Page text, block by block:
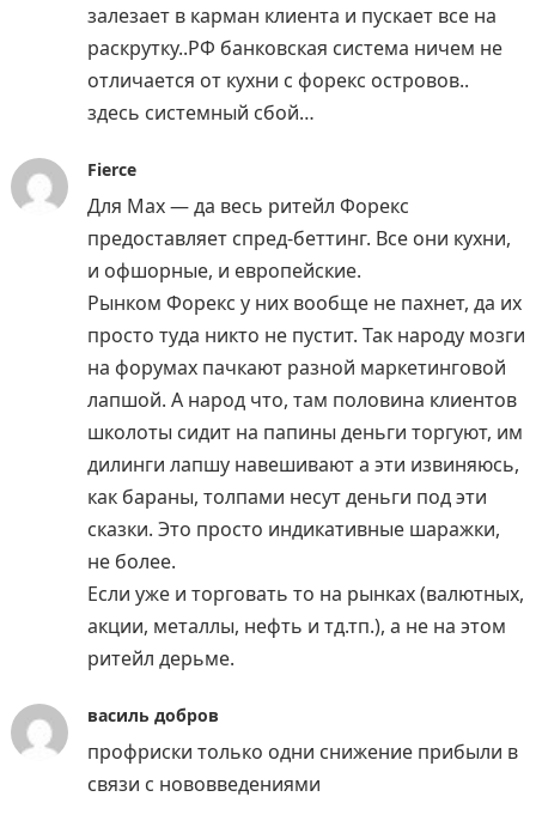
залезает в карман клиента и пускает все на
раскрутку..РФ банковская система ничем не
отличается от кухни с форекс островов..
здесь системный сбой…
Fierce
Для Max — да весь ритейл Форекс
предоставляет спред-беттинг. Все они кухни,
и офшорные, и европейские.
Рынком Форекс у них вообще не пахнет, да их
просто туда никто не пустит. Так народу мозги
на форумах пачкают разной маркетинговой
лапшой. А народ что, там половина клиентов
школоты сидит на папины деньги торгуют, им
дилинги лапшу навешивают а эти извиняюсь,
как бараны, толпами несут деньги под эти
сказки. Это просто индикативные шаражки,
не более.
Если уже и торговать то на рынках (валютных,
акции, металлы, нефть и тд.тп.), а не на этом
ритейл дерьме.
василь добров
профриски только одни снижение прибыли в
связи с нововведениями